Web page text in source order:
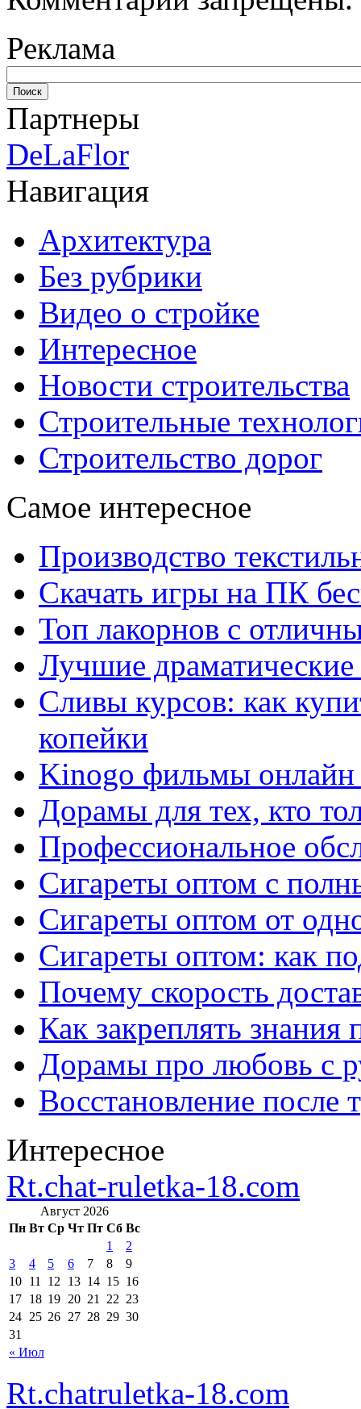
Реклама
Партнеры
DeLaFlor
Навигация
Архитектура
Без рубрики
Видео о стройке
Интересное
Новости строительства
Строительные
Строительство дорог
Самое интересное
Производство
Скачать игры на ПК
Топ лакорнов с
Лучшие
Сливы курсов: как
копейки
Kinogo фильмы онлайн
Дорамы для тех, кто
Профессиональное
Сигареты оптом с
Сигареты оптом от
Сигареты оптом: как
Почему скорость
Как закреплять знания
Дорамы про любовь с
Восстановление после
Интересное
Rt.chat-ruletka-18.com
Август 2026
Пн Вт Ср Чт Пт Сб Вс
« Июл
1
2
3
4 5 6 7 8
9
10 11 12 13 14 15 16
17 18 19 20 21 22 23
24 25 26 27 28 29 30
31
Rt.chatruletka-18.com